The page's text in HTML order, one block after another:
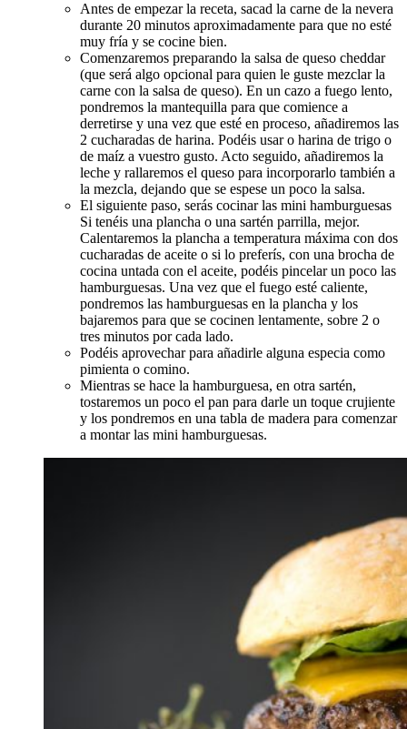
Antes de empezar la receta, sacad la carne de la nevera
durante 20 minutos aproximadamente para que no esté
muy fría y se cocine bien.
Comenzaremos preparando la salsa de queso cheddar
(que será algo opcional para quien le guste mezclar la
carne con la salsa de queso). En un cazo a fuego lento,
pondremos la mantequilla para que comience a
derretirse y una vez que esté en proceso, añadiremos las
2 cucharadas de harina. Podéis usar o harina de trigo o
de maíz a vuestro gusto. Acto seguido, añadiremos la
leche y rallaremos el queso para incorporarlo también a
la mezcla, dejando que se espese un poco la salsa.
El siguiente paso, serás cocinar las mini hamburguesas
Si tenéis una plancha o una sartén parrilla, mejor.
Calentaremos la plancha a temperatura máxima con dos
cucharadas de aceite o si lo preferís, con una brocha de
cocina untada con el aceite, podéis pincelar un poco las
hamburguesas. Una vez que el fuego esté caliente,
pondremos las hamburguesas en la plancha y los
bajaremos para que se cocinen lentamente, sobre 2 o
tres minutos por cada lado.
Podéis aprovechar para añadirle alguna especia como
pimienta o comino.
Mientras se hace la hamburguesa, en otra sartén,
tostaremos un poco el pan para darle un toque crujiente
y los pondremos en una tabla de madera para comenzar
a montar las mini hamburguesas.